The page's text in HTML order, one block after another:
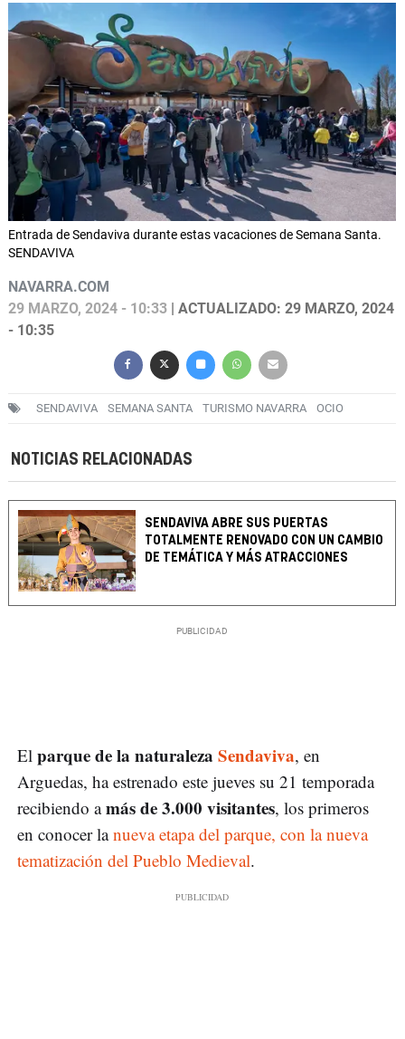
Entrada de Sendaviva durante estas vacaciones de Semana Santa.
SENDAVIVA
NAVARRA.COM
29 MARZO, 2024 - 10:33 | ACTUALIZADO: 29 MARZO, 2024
- 10:35
SENDAVIVA SEMANA SANTA TURISMO NAVARRA OCIO
NOTICIAS RELACIONADAS
SENDAVIVA ABRE SUS PUERTAS
TOTALMENTE RENOVADO CON UN CAMBIO
DE TEMÁTICA Y MÁS ATRACCIONES
El parque de la naturaleza Sendaviva, en
Arguedas, ha estrenado este jueves su 21 temporada
recibiendo amás de 3.000 visitantes, los primeros
en conocer lanueva etapa del parque, con la nueva
tematización del Pueblo Medieval.